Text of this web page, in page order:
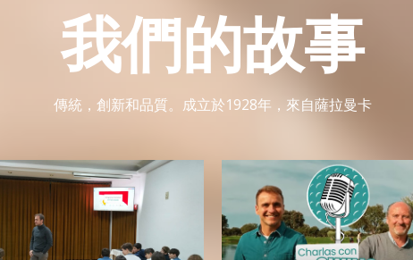
我們的故事
傳統，創新和品質。成立於1928年，來自薩拉曼卡